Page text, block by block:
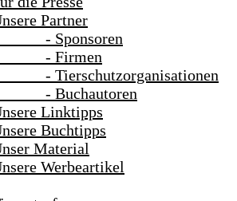
Partner
Sponsoren
Firmen
Buchautoren
Linktipps
Buchtipps
Material
Werbeartikel